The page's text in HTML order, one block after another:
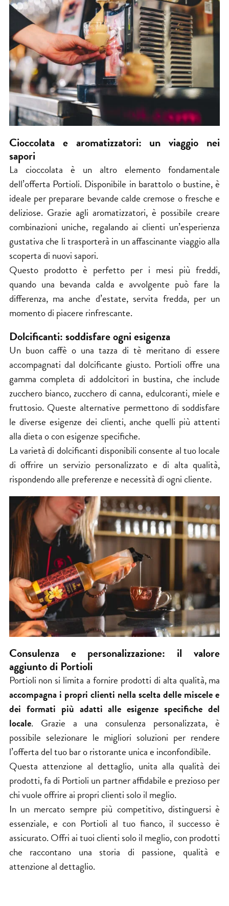
Cioccolata e aromatizzatori: un viaggio nei
sapori
La cioccolata è un altro elemento fondamentale
dell’offerta Portioli. Disponibile in barattolo o bustine, è
ideale per preparare bevande calde cremose o fresche e
deliziose. Grazie agli aromatizzatori, è possibile creare
combinazioni uniche, regalando ai clienti un’esperienza
gustativa che li trasporterà in un affascinante viaggio alla
scoperta di nuovi sapori.
Questo prodotto è perfetto per i mesi più freddi,
quando una bevanda calda e avvolgente può fare la
differenza, ma anche d’estate, servita fredda, per un
momento di piacere rinfrescante.
Dolcificanti: soddisfare ogni esigenza
Un buon caffè o una tazza di tè meritano di essere
accompagnati dal dolcificante giusto. Portioli offre una
gamma completa di addolcitori in bustina, che include
zucchero bianco, zucchero di canna, edulcoranti, miele e
fruttosio. Queste alternative permettono di soddisfare
le diverse esigenze dei clienti, anche quelli più attenti
alla dieta o con esigenze specifiche.
La varietà di dolcificanti disponibili consente al tuo locale
di offrire un servizio personalizzato e di alta qualità,
rispondendo alle preferenze e necessità di ogni cliente.
Consulenza e personalizzazione: il valore
aggiunto di Portioli
Portioli non si limita a fornire prodotti di alta qualità, ma
accompagna i propri clienti nella scelta delle miscele e
dei formati più adatti alle esigenze specifiche del
locale. Grazie a una consulenza personalizzata, è
possibile selezionare le migliori soluzioni per rendere
l’offerta del tuo bar o ristorante unica e inconfondibile.
Questa attenzione al dettaglio, unita alla qualità dei
prodotti, fa di Portioli un partner affidabile e prezioso per
chi vuole offrire ai propri clienti solo il meglio.
In un mercato sempre più competitivo, distinguersi è
essenziale, e con Portioli al tuo fianco, il successo è
assicurato. Offri ai tuoi clienti solo il meglio, con prodotti
che raccontano una storia di passione, qualità e
attenzione al dettaglio.